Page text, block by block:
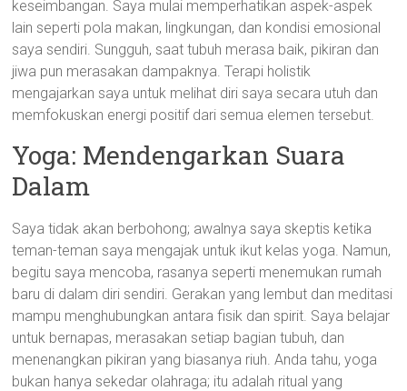
keseimbangan. Saya mulai memperhatikan aspek-aspek
lain seperti pola makan, lingkungan, dan kondisi emosional
saya sendiri. Sungguh, saat tubuh merasa baik, pikiran dan
jiwa pun merasakan dampaknya. Terapi holistik
mengajarkan saya untuk melihat diri saya secara utuh dan
memfokuskan energi positif dari semua elemen tersebut.
Yoga: Mendengarkan Suara
Dalam
Saya tidak akan berbohong; awalnya saya skeptis ketika
teman-teman saya mengajak untuk ikut kelas yoga. Namun,
begitu saya mencoba, rasanya seperti menemukan rumah
baru di dalam diri sendiri. Gerakan yang lembut dan meditasi
mampu menghubungkan antara fisik dan spirit. Saya belajar
untuk bernapas, merasakan setiap bagian tubuh, dan
menenangkan pikiran yang biasanya riuh. Anda tahu, yoga
bukan hanya sekedar olahraga; itu adalah ritual yang